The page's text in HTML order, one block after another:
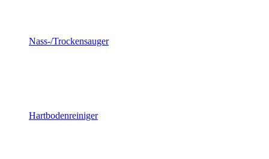
Nass-/Trockensauger
Hartbodenreiniger